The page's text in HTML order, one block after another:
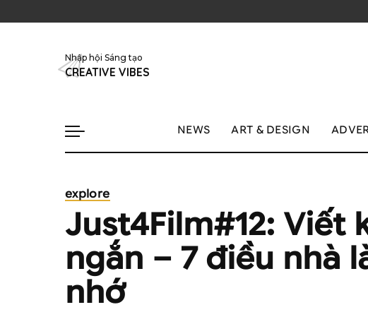
Nhập hội Sáng tạo
CREATIVE VIBES
NEWS ART & DESIGN
explore
Just4Film#12: Viết
ngắn – 7 điều nhà
nhớ